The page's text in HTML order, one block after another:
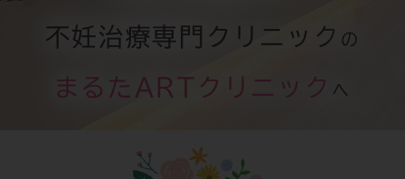
不妊治療専門クリニック の
まるたARTクリニック へ